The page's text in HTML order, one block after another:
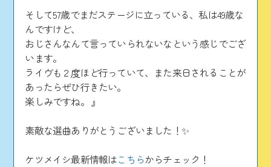
そして57歳でまだステージに立っている、私は49歳な
んですけど、
おじさんなんて言っていられないなという感じでござ
います。
ライヴも２度ほど行っていて、また来日されることが
あったらぜひ行きたい。
楽しみですね。 』
素敵な選曲ありがとうございました！✨
ケツメイシ最新情報はこちらからチェック！